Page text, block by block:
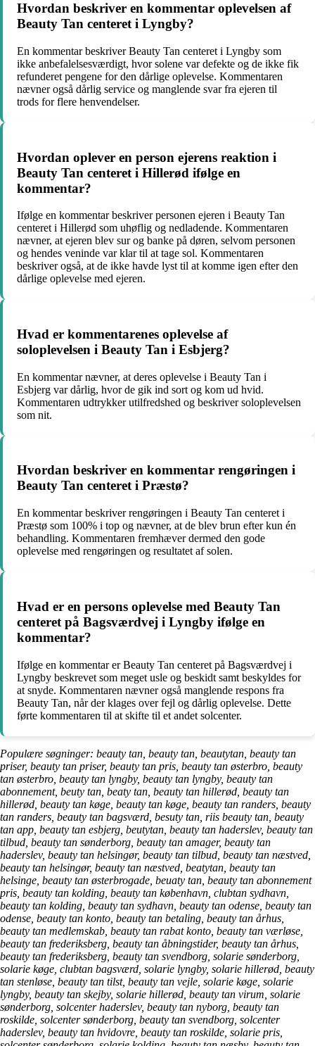
Hvordan beskriver en kommentar oplevelsen af
Beauty Tan centeret i Lyngby?
En kommentar beskriver Beauty Tan centeret i Lyngby som
ikke anbefalelsesværdigt, hvor solene var defekte og de ikke fik
refunderet pengene for den dårlige oplevelse. Kommentaren
nævner også dårlig service og manglende svar fra ejeren til
trods for flere henvendelser.
Hvordan oplever en person ejerens reaktion i
Beauty Tan centeret i Hillerød ifølge en
kommentar?
Ifølge en kommentar beskriver personen ejeren i Beauty Tan
centeret i Hillerød som uhøflig og nedladende. Kommentaren
nævner, at ejeren blev sur og banke på døren, selvom personen
og hendes veninde var klar til at tage sol. Kommentaren
beskriver også, at de ikke havde lyst til at komme igen efter den
dårlige oplevelse med ejeren.
Hvad er kommentarenes oplevelse af
soloplevelsen i Beauty Tan i Esbjerg?
En kommentar nævner, at deres oplevelse i Beauty Tan i
Esbjerg var dårlig, hvor de gik ind sort og kom ud hvid.
Kommentaren udtrykker utilfredshed og beskriver soloplevelsen
som nit.
Hvordan beskriver en kommentar rengøringen i
Beauty Tan centeret i Præstø?
En kommentar beskriver rengøringen i Beauty Tan centeret i
Præstø som 100% i top og nævner, at de blev brun efter kun én
behandling. Kommentaren fremhæver dermed den gode
oplevelse med rengøringen og resultatet af solen.
Hvad er en persons oplevelse med Beauty Tan
centeret på Bagsværdvej i Lyngby ifølge en
kommentar?
Ifølge en kommentar er Beauty Tan centeret på Bagsværdvej i
Lyngby beskrevet som meget usle og beskidt samt beskyldes for
at snyde. Kommentaren nævner også manglende respons fra
Beauty Tan, når der klages over fejl og dårlig oplevelse. Dette
førte kommentaren til at skifte til et andet solcenter.
Populære søgninger: beauty tan, beauty tan, beautytan, beauty tan
priser, beauty tan priser, beauty tan pris, beauty tan østerbro, beauty
tan østerbro, beauty tan lyngby, beauty tan lyngby, beauty tan
abonnement, beuty tan, beaty tan, beauty tan hillerød, beauty tan
hillerød, beauty tan køge, beauty tan køge, beauty tan randers, beauty
tan randers, beauty tan bagsværd, besuty tan, riis beauty tan, beauty
tan app, beauty tan esbjerg, beutytan, beauty tan haderslev, beauty tan
tilbud, beauty tan sønderborg, beauty tan amager, beauty tan
haderslev, beauty tan helsingør, beauty tan tilbud, beauty tan næstved,
beauty tan helsingør, beauty tan næstved, beatytan, beauty tan
helsinge, beauty tan østerbrogade, beuaty tan, beauty tan abonnement
pris, beauty tan kolding, beauty tan københavn, clubtan sydhavn,
beauty tan kolding, beauty tan sydhavn, beauty tan odense, beauty tan
odense, beauty tan konto, beauty tan betaling, beauty tan århus,
beauty tan medlemskab, beauty tan rabat konto, beauty tan værløse,
beauty tan frederiksberg, beauty tan åbningstider, beauty tan århus,
beauty tan frederiksberg, beauty tan svendborg, solarie sønderborg,
solarie køge, clubtan bagsværd, solarie lyngby, solarie hillerød, beauty
tan stenløse, beauty tan tilst, beauty tan vejle, solarie køge, solarie
lyngby, beauty tan skejby, solarie hillerød, beauty tan virum, solarie
sønderborg, solcenter haderslev, beauty tan nyborg, beauty tan
roskilde, solcenter sønderborg, beauty tan svendborg, solcenter
haderslev, beauty tan hvidovre, beauty tan roskilde, solarie pris,